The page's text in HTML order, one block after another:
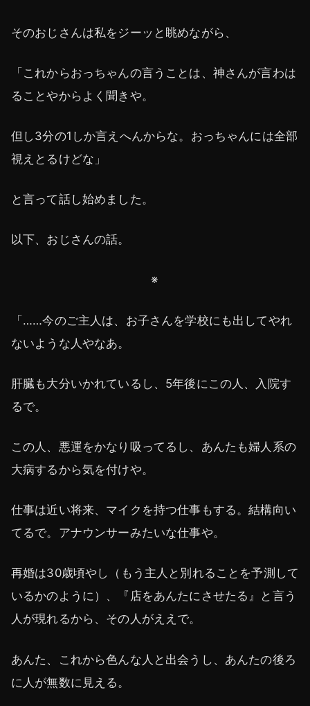
そのおじさんは私をジーッと眺めながら、
「これからおっちゃんの言うことは、神さんが言わは
ることやからよく聞きや。
但し3分の1しか言えへんからな。おっちゃんには全部
視えとるけどな」
と言って話し始めました。
以下、おじさんの話。
※
「……今のご主人は、お子さんを学校にも出してやれ
ないような人やなあ。
肝臓も大分いかれているし、5年後にこの人、入院す
るで。
この人、悪運をかなり吸ってるし、あんたも婦人系の
大病するから気を付けや。
仕事は近い将来、マイクを持つ仕事もする。結構向い
てるで。アナウンサーみたいな仕事や。
再婚は30歳頃やし（もう主人と別れることを予測して
いるかのように）、『店をあんたにさせたる』と言う
人が現れるから、その人がええで。
あんた、これから色んな人と出会うし、あんたの後ろ
に人が無数に見える。